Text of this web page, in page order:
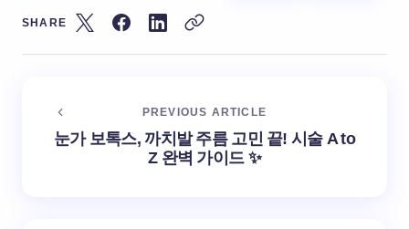
SHARE
PREVIOUS ARTICLE
눈가 보톡스, 까치발 주름 고민 끝! 시술 A to
Z 완벽 가이드 ✨